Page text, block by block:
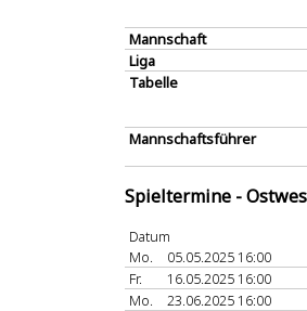
Mannschaft
Liga
Tabelle
Mannschaftsführer
Spieltermine -
Datum
Mo.
05.05.2025 16:00
Fr.
16.05.2025 16:00
Mo.
23.06.2025 16:00